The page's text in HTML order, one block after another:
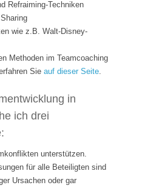
Refraiming-Techniken
wie z.B. Walt-Disney-
Methoden im Teamcoaching
Sie auf dieser Seite.
in
ich drei
unterstützen.
für alle Beteiligten sind
Ursachen oder gar